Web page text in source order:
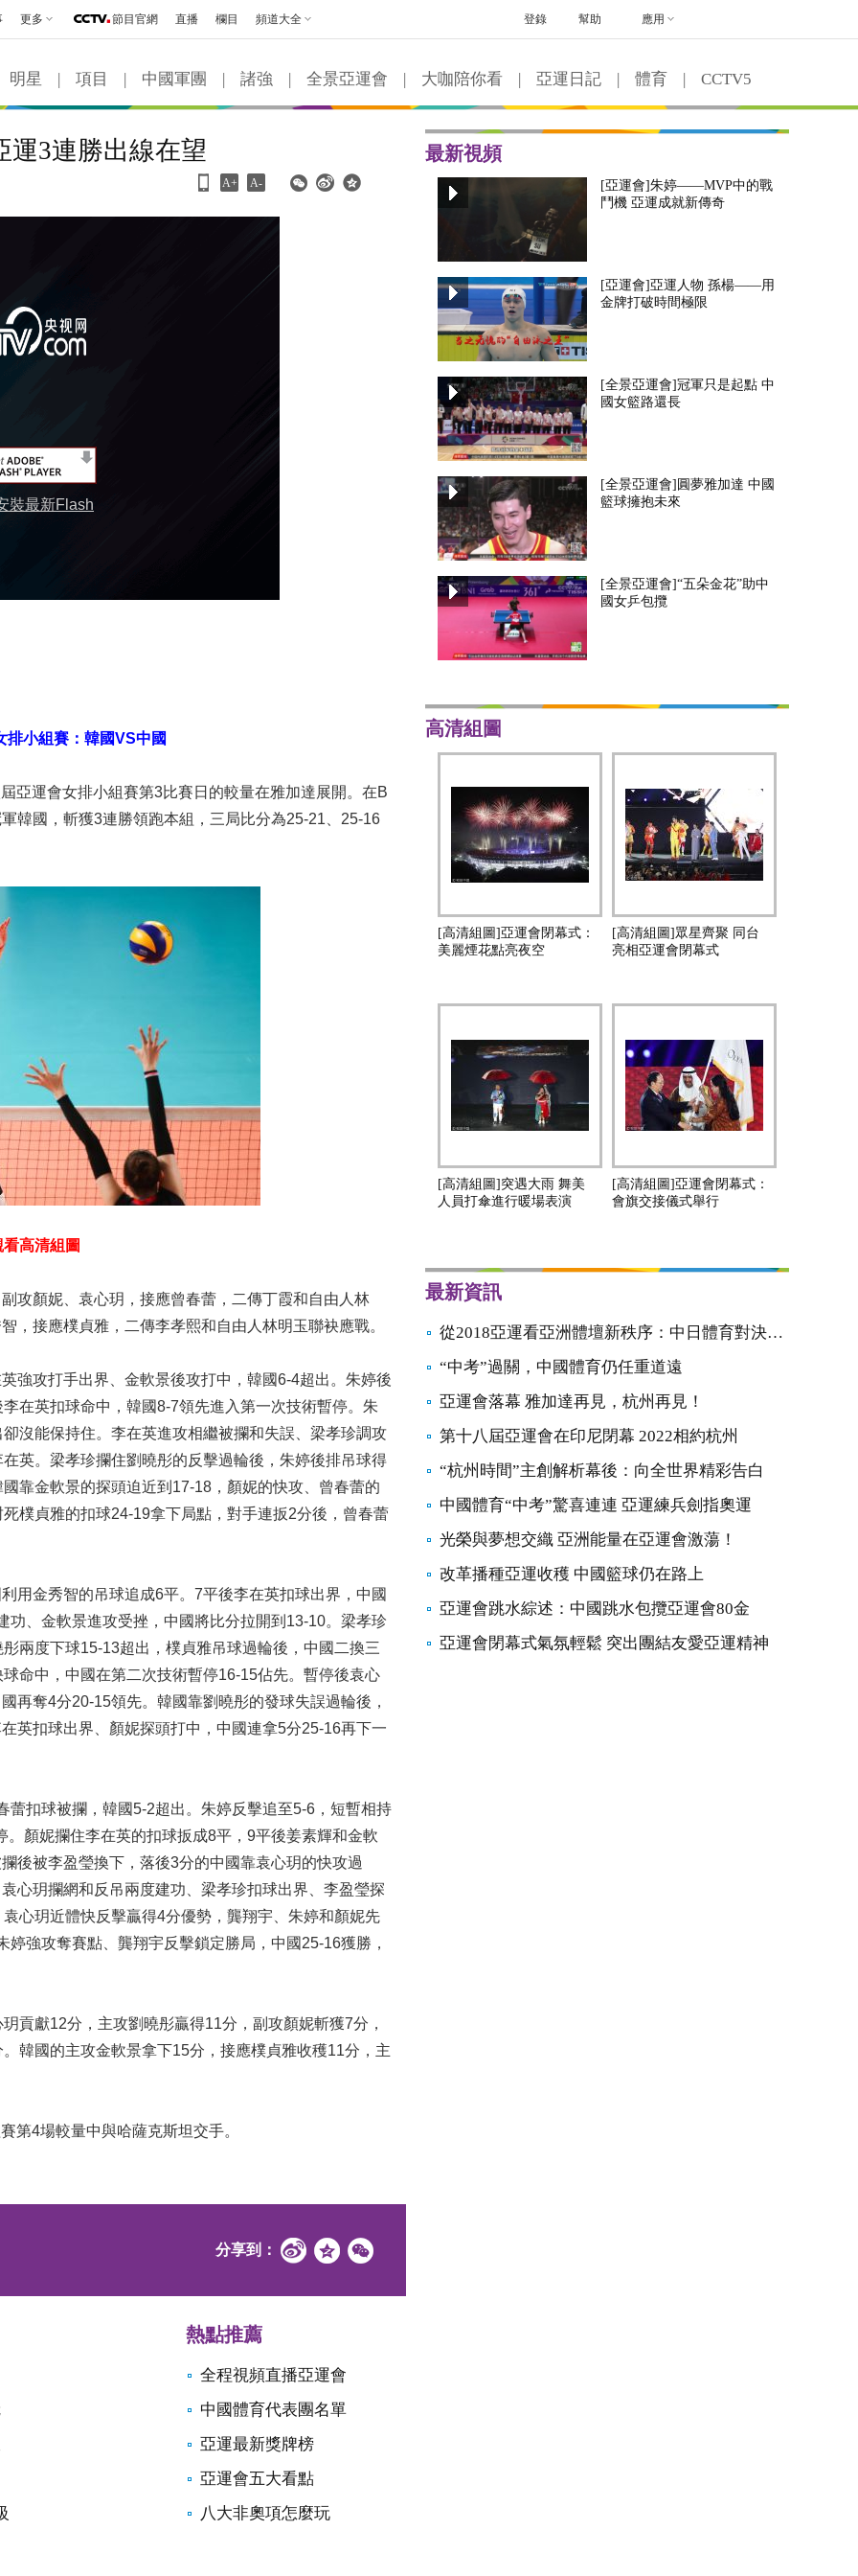
更多 節目官網 直播 欄目 頻道大全 幫助 應用
登錄
明星 | 項目 | 中國軍團 | 諸強 | 全景亞運會 | 大咖陪你看 | 亞運日記 | 體育 | CCTV5
運3連勝出線在望
A+ A-
裝最新Flash
排小組賽：韓國VS中國
亞運會女排小組賽第3比賽日的較量在雅加達展開。在B
韓國，斬獲3連勝領跑本組，三局比分為25-21、25-16
高清組圖
攻顏妮、袁心玥，接應曾春蕾，二傳丁霞和自由人林
，接應樸貞雅，二傳李孝熙和自由人林明玉聯袂應戰。
強攻打手出界、金軟景後攻打中，韓國6-4超出。朱婷後
在英扣球命中，韓國8-7領先進入第一次技術暫停。朱
沒能保持住。李在英進攻相繼被攔和失誤、梁孝珍調攻
英。梁孝珍攔住劉曉彤的反擊過輪後，朱婷後排吊球得
靠金軟景的探頭迫近到17-18，顏妮的快攻、曾春蕾的
樸貞雅的扣球24-19拿下局點，對手連扳2分後，曾春蕾
用金秀智的吊球追成6平。7平後李在英扣球出界，中國
、金軟景進攻受挫，中國將比分拉開到13-10。梁孝珍
兩度下球15-13超出，樸貞雅吊球過輪後，中國二換三
命中，中國在第二次技術暫停16-15佔先。暫停後袁心
再奪4分20-15領先。韓國靠劉曉彤的發球失誤過輪後，
英扣球出界、顏妮探頭打中，中國連拿5分25-16再下一
扣球被攔，韓國5-2超出。朱婷反擊追至5-6，短暫相持
顏妮攔住李在英的扣球扳成8平，9平後姜素輝和金軟
後被李盈瑩換下，落後3分的中國靠袁心玥的快攻過
心玥攔網和反吊兩度建功、梁孝珍扣球出界、李盈瑩探
心玥近體快反擊贏得4分優勢，龔翔宇、朱婷和顏妮先
強攻奪賽點、龔翔宇反擊鎖定勝局，中國25-16獲勝，
貢獻12分，主攻劉曉彤贏得11分，副攻顏妮斬獲7分，
韓國的主攻金軟景拿下15分，接應樸貞雅收穫11分，主
第4場較量中與哈薩克斯坦交手。
分享到：
熱點推薦
全程視頻直播亞運會
中國體育代表團名單
亞運最新獎牌榜
亞運會五大看點
八大非奧項怎麼玩
最新視頻
[亞運會]朱婷——MVP中的戰
鬥機 亞運成就新傳奇
[亞運會]亞運人物 孫楊——用
金牌打破時間極限
[全景亞運會]冠軍只是起點 中
國女籃路還長
[全景亞運會]圓夢雅加達 中國
籃球擁抱未來
[全景亞運會]“五朵金花”助中
國女乒包攬
高清組圖
[高清組圖]亞運會閉幕式：
美麗煙花點亮夜空
[高清組圖]眾星齊聚 同台
亮相亞運會閉幕式
[高清組圖]突遇大雨 舞美
人員打傘進行暖場表演
[高清組圖]亞運會閉幕式：
會旗交接儀式舉行
最新資訊
從2018亞運看亞洲體壇新秩序：中日體育對決開始
“中考”過關，中國體育仍任重道遠
亞運會落幕 雅加達再見，杭州再見！
第十八屆亞運會在印尼閉幕 2022相約杭州
“杭州時間”主創解析幕後：向全世界精彩告白
中國體育“中考”驚喜連連 亞運練兵劍指奧運
光榮與夢想交織 亞洲能量在亞運會激蕩！
改革播種亞運收穫 中國籃球仍在路上
亞運會跳水綜述：中國跳水包攬亞運會80金
亞運會閉幕式氣氛輕鬆 突出團結友愛亞運精神